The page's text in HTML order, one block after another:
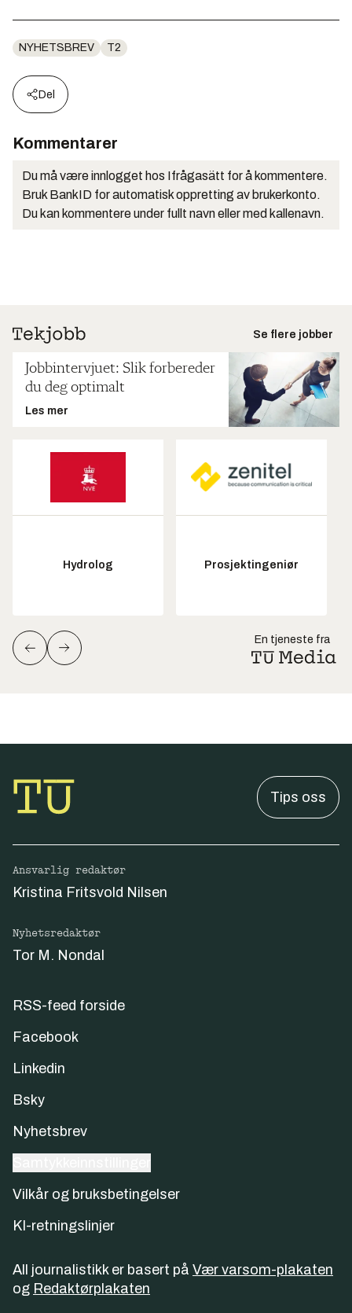
NYHETSBREV T2
Del
Kommentarer
Du må være innlogget hos Ifrågasätt for å kommentere.
Bruk BankID for automatisk oppretting av brukerkonto.
Du kan kommentere under fullt navn eller med kallenavn.
Se flere jobber
Jobbintervjuet: Slik forbereder
du deg optimalt
Les mer
Hydrolog Prosjektingeniør
En tjeneste fra
Tips oss
Ansvarlig redaktør
Kristina Fritsvold Nilsen
Nyhetsredaktør
Tor M. Nondal
RSS-feed forside
Facebook
Linkedin
Bsky
Nyhetsbrev
Vilkår og bruksbetingelser
KI-retningslinjer
All journalistikk er basert på Vær varsom-plakaten
og Redaktørplakaten